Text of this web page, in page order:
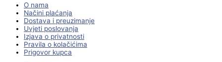
O nama
Načini plaćanja
Dostava i preuzimanje
Uvjeti poslovanja
Izjava o privatnosti
Pravila o kolačićima
Prigovor kupca